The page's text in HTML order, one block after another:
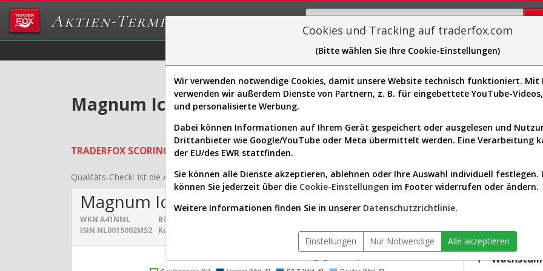
Aktien-Terminal
Sector-Spider Easy-Scan Visualizations
Magnum Ice Cream Co.N.V. Aktie: Realtime-Kurs &
TRADERFOX SCORING SYSTEMS: Qualitäts-Check
Qualitäts-Check: Ist die Aktie zum Investieren geeignet?
Magnum Ice Cream Co.N.V.
WKN A41NML
ISIN NL0015002MS2
Börsenwert:
Kurs:
Universum: Europa 300 (v)
0,00 %
Cookies und Tracking auf traderfox.com
(Bitte wählen Sie Ihre Cookie-Einstellungen)
Wir verwenden notwendige Cookies, damit unsere Website technisch funktioniert. Mit
verwenden wir außerdem Dienste von Partnern, z. B. für eingebettete YouTube-
und personalisierte Werbung.
Dabei können Informationen auf Ihrem Gerät gespeichert oder ausgelesen und
Drittanbieter wie Google/YouTube oder Meta übermittelt werden. Eine Verarbeitung
der EU/des EWR stattfinden.
Sie können alle Dienste akzeptieren, ablehnen oder Ihre Auswahl individuell festlegen.
können Sie jederzeit über die Cookie-Einstellungen im Footer widerrufen oder ändern.
Weitere Informationen finden Sie in unserer Datenschutzrichtlinie.
Einstellungen Nur Notwendige Alle akzeptieren